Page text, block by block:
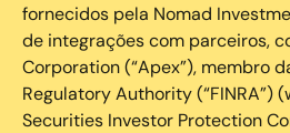
fornecidos pela Nomad
de integrações com parceiros,
Corporation (“Apex”), membro
Regulatory Authority (“FINRA”)
Securities Investor Protection